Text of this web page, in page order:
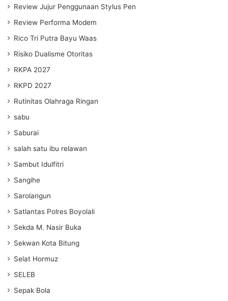
Review Jujur Penggunaan Stylus Pen
Review Performa Modem
Rico Tri Putra Bayu Waas
Risiko Dualisme Otoritas
RKPA 2027
RKPD 2027
Rutinitas Olahraga Ringan
sabu
Saburai
salah satu ibu relawan
Sambut Idulfitri
Sangihe
Sarolangun
Satlantas Polres Boyolali
Sekda M. Nasir Buka
Sekwan Kota Bitung
Selat Hormuz
SELEB
Sepak Bola